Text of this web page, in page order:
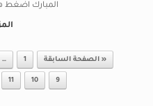
المبارك اضغط
Post navigation
« الصفحة السابقة 1
…
9
10
11